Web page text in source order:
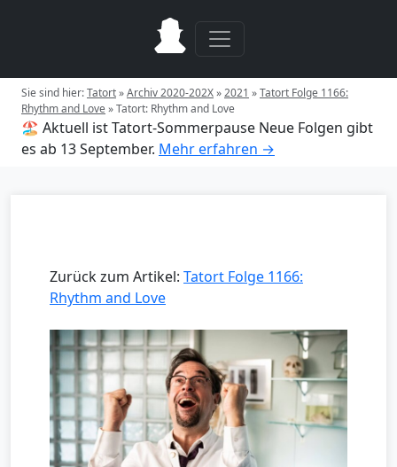
Sie sind hier:Tatort»Archiv 2020-202X»2021 »Tatort Folge 1166:
Rhythm and Love»Tatort: Rhythm and Love
🏖️ Aktuell ist Tatort-Sommerpause Neue Folgen gibt
es ab 13 September. Mehr erfahren →
Zurück zum Artikel: Tatort Folge 1166:
Rhythm and Love